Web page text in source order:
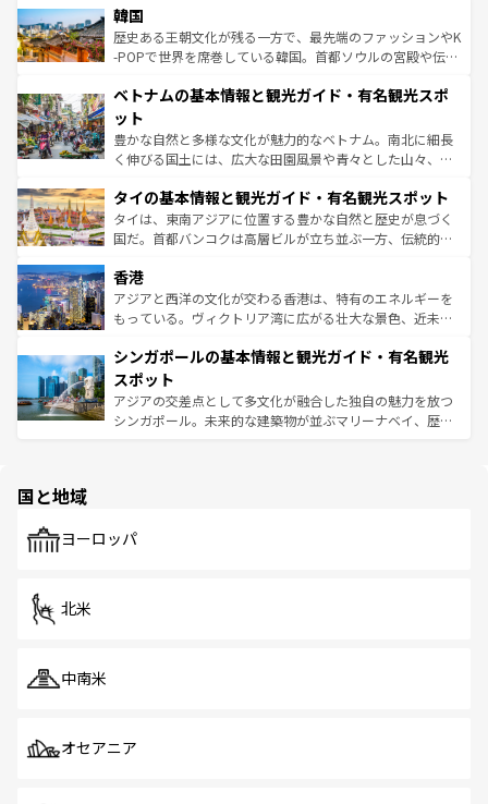
はコンテンツ一覧
いる。アクティビティも充実しており、サーフィンやダイ
ビング、ハイキングなど、アウトドア好きにはたまらな
い。オーストラリアの多彩な魅力を存分に味わいつくそ
参照してほしい。
ン）、静ひつな山岳地帯である台湾東部など、都市の喧騒
と山間の静けさが共存しており、訪れる人に新しい発見と
驚きをもたらしてくれる。また、奥深い台湾の食文化も魅
容にもいいと評判のスイーツなど、バラエティ豊かな料理
照してほしい。
韓国
歴史ある王朝文化が残る一方で、最先端のファッションやK
-POPで世界を席巻している韓国。首都ソウルの宮殿や伝統
き、地方に足を延ばせば四季折々の自然美を楽しむことが
できる。そして、キムチや焼肉、絶品のストリートフード
まで、さまざまな韓国料理が待っている。夜には、韓国な
らではのナイトライフも堪能できる。あたたかいホスピタ
わってみてほしい。 なお、新着の韓国情報はコンテンツ一
覧 を参照してほしい。
ベトナムの基本情報と観光ガイド・有名観光スポ
ット
豊かな自然と多様な文化が魅力的なベトナム。南北に細長
く伸びる国土には、広大な田園風景や青々とした山々、世
急速な発展と共に伝統が息づく。ハノイの古い町並みやホ
ーチミン市のフランス統治時代の建物も、独特の雰囲気を
醸し出している。また、バラエティの豊かさとおいしさで
とつ。フォーやバインミー、ベトナムコーヒーなどは、ぜ
ひ現地で味わいたい。どの地域を訪れてもあたたかい人々
が旅行者を迎えてくれるので、きっと忘れられない旅にな
参照してほしい。
タイの基本情報と観光ガイド・有名観光スポット
タイは、東南アジアに位置する豊かな自然と歴史が息づく
国だ。首都バンコクは高層ビルが立ち並ぶ一方、伝統的な
の活気が交差している。北部ではチェンマイなどの山岳地
帯で自然と触れ合い、南部ではプーケットやクラビの美し
いビーチでリゾート気分を楽しむことができる。タイ料理
激する。気候は一年中温暖で、どの季節にも異なる楽しみ
が待っている。親しみやすいタイの人々、仏教を中心とし
た文化、そして多様な観光資源が、訪れる旅人を魅了し続
ける。 なお、新着のタイ情報はコンテンツ一覧を参照して
香港
アジアと西洋の文化が交わる香港は、特有のエネルギーを
もっている。ヴィクトリア湾に広がる壮大な景色、近未来
み、どこを訪れても感動するはず。観光スポットが密集し
ており、効率よく見どころを回れるのも魅力。息をのむよ
うな絶景から文化的な体験まで、香港を存分に楽しみ尽く
そう。 なお、新着の香港情報はコンテンツ一覧を参照して
シンガポールの基本情報と観光ガイド・有名観光
スポット
アジアの交差点として多文化が融合した独自の魅力を放つ
シンガポール。未来的な建築物が並ぶマリーナベイ、歴史
で、ホーカーズは地元の風情を楽しめる外せないスポット
国と地域
ヨーロッパ
北米
中南米
オセアニア